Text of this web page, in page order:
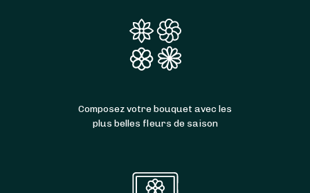
Composez votre bouquet avec les
plus belles fleurs de saison